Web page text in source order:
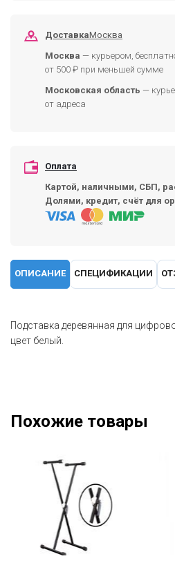
ДоставкаМосква
Москва — курьером,
от 500 ₽ при меньшей сумме
Московская область —
от адреса
Оплата
Картой, наличными, СБП,
Долями, кредит, счёт для
ОПИСАНИЕ СПЕЦИФИКАЦИИ
Подставка деревянная для
цвет белый.
Похожие товары